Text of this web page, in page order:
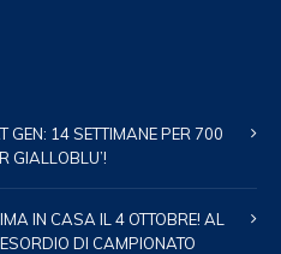
GEN: 14 SETTIMANE PER 700
GIALLOBLU’!
IN CASA IL 4 OTTOBRE! AL
DI CAMPIONATO